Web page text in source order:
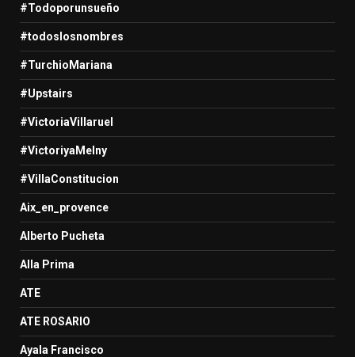
#Todoporunsueño
#todoslosnombres
#TurchioMariana
#Upstairs
#VictoriaVillaruel
#VictoriyaMelny
#VillaConstitucion
Aix_en_provence
Alberto Pucheta
Alla Prima
ATE
ATE ROSARIO
Ayala Francisco